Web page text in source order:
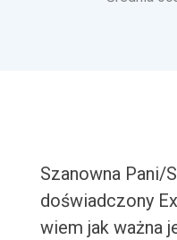
Szanowna Pani/
doświadczony
wiem jak ważna